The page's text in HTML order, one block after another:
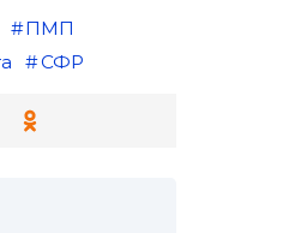
ПМП
СФР